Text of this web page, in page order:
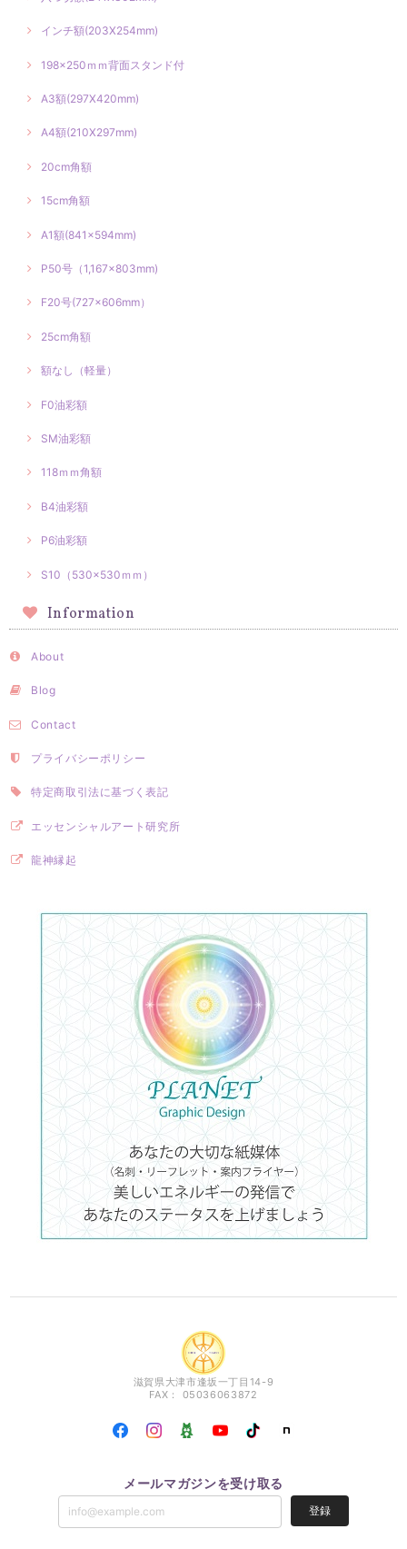
インチ額(203X254mm)
198×250ｍｍ背面スタンド付
A3額(297X420mm)
A4額(210X297mm)
20cm角額
15cm角額
A1額(841×594mm)
P50号（1,167×803mm)
F20号(727×606mm）
25cm角額
額なし（軽量）
F0油彩額
SM油彩額
118ｍｍ角額
B4油彩額
P6油彩額
S10（530×530ｍｍ）
Information
About
Blog
Contact
プライバシーポリシー
特定商取引法に基づく表記
エッセンシャルアート研究所
龍神縁起
滋賀県大津市逢坂一丁目14-9
FAX： 05036063872
メールマガジンを受け取る
登録